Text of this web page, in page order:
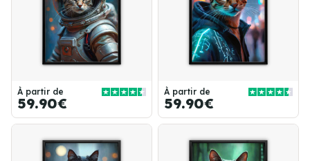
À partir de
59.90€
À partir de
59.90€